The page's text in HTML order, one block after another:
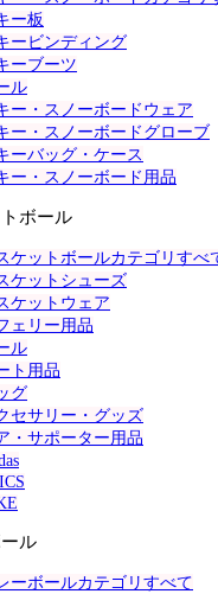
ー板
ービンディング
ーブーツ
ル
ー・スノーボードウェア
ー・スノーボードグローブ
ーバッグ・ケース
ー・スノーボード用品
ボール
ケットボールカテゴリすべ
ケットシューズ
ケットウェア
ェリー用品
ル
ト用品
グ
セサリー・グッズ
・サポーター用品
ル
ーボールカテゴリすべて